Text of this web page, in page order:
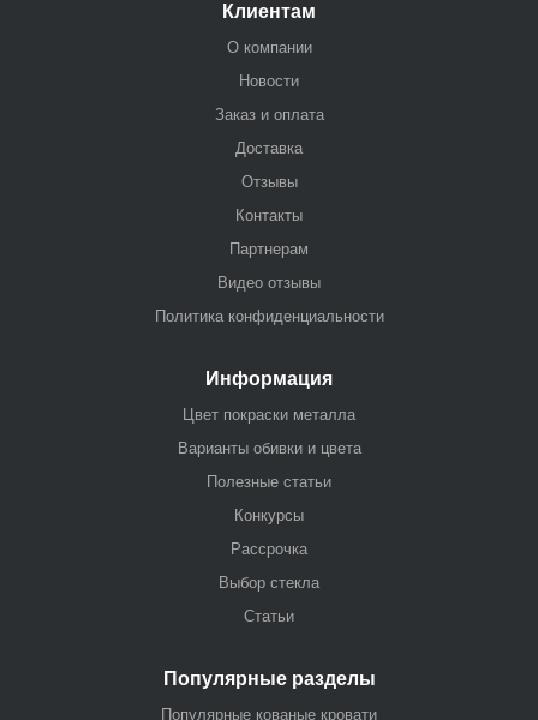
Клиентам
О компании
Новости
Заказ и оплата
Доставка
Отзывы
Контакты
Партнерам
Видео отзывы
Политика конфиденциальности
Информация
Цвет покраски металла
Варианты обивки и цвета
Полезные статьи
Конкурсы
Рассрочка
Выбор стекла
Статьи
Популярные разделы
Популярные кованые кровати